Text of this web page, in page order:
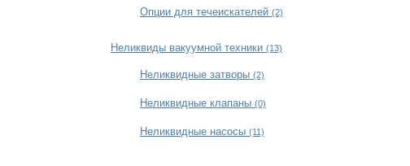
Опции для течеискателей (2)
Неликвиды вакуумной техники (13)
Неликвидные затворы (2)
Неликвидные клапаны (0)
Неликвидные насосы (11)